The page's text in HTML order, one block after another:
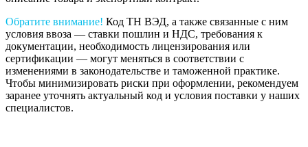
Обратите внимание! Код ТН ВЭД, а также связанные с ним
условия ввоза — ставки пошлин и НДС, требования к
документации, необходимость лицензирования или
сертификации — могут меняться в соответствии с
изменениями в законодательстве и таможенной практике.
Чтобы минимизировать риски при оформлении, рекомендуем
заранее уточнять актуальный код и условия поставки у наших
специалистов.